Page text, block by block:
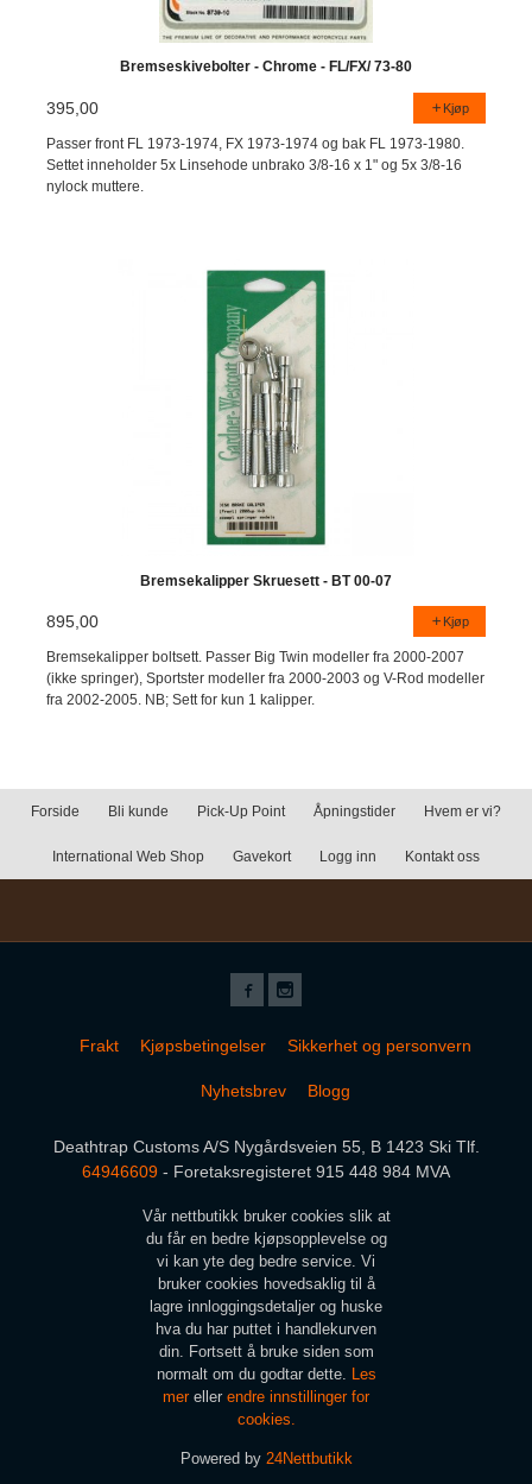
Bremseskivebolter - Chrome - FL/FX/ 73-80
395,00 Kjøp
Passer front FL 1973-1974, FX 1973-1974 og bak FL 1973-1980.
Settet inneholder 5x Linsehode unbrako 3/8-16 x 1" og 5x 3/8-16
nylock muttere.
Bremsekalipper Skruesett - BT 00-07
895,00 Kjøp
Bremsekalipper boltsett. Passer Big Twin modeller fra 2000-2007
(ikke springer), Sportster modeller fra 2000-2003 og V-Rod modeller
fra 2002-2005. NB; Sett for kun 1 kalipper.
Forside Bli kunde Pick-Up Point Åpningstider Hvem er vi?
International Web Shop Gavekort Logg inn Kontakt oss
Frakt Kjøpsbetingelser Sikkerhet og personvern
Nyhetsbrev Blogg
Deathtrap Customs A/S Nygårdsveien 55, B 1423 Ski Tlf.
64946609 - Foretaksregisteret 915 448 984 MVA
Vår nettbutikk bruker cookies slik at
du får en bedre kjøpsopplevelse og
vi kan yte deg bedre service. Vi
bruker cookies hovedsaklig til å
lagre innloggingsdetaljer og huske
hva du har puttet i handlekurven
din. Fortsett å bruke siden som
normalt om du godtar dette. Les
mer eller endre innstillinger for
cookies.
Powered by 24Nettbutikk